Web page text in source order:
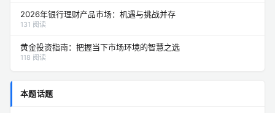
2026年银行理财产品市场：机遇与挑战并存
131 阅读
黄金投资指南：把握当下市场环境的智慧之选
118 阅读
本题话题